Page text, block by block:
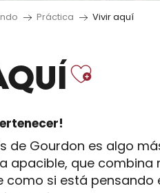
Práctica Vivir aquí
de Gourdon es algo
apacible, que
como si está